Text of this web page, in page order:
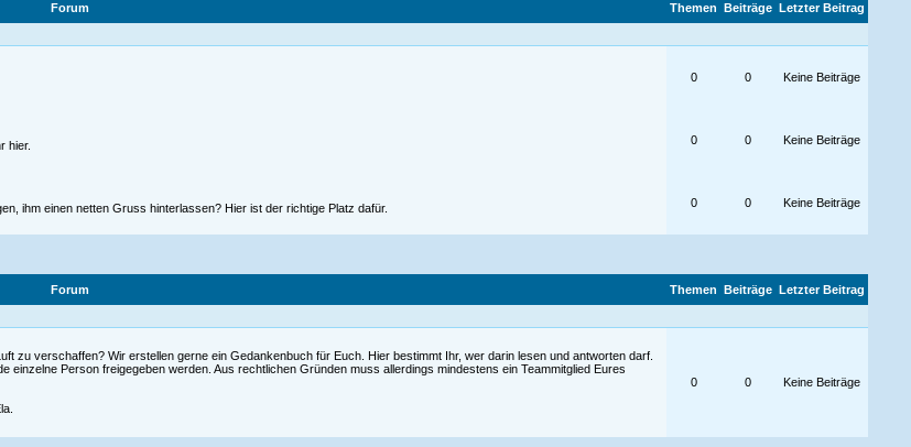
Forum Themen Beiträge Letzter Beitrag
0 0 Keine Beiträge
hier. 0 0 Keine Beiträge
ihm einen netten Gruss hinterlassen? Hier ist der richtige Platz dafür. 0 0 Keine Beiträge
Forum Themen Beiträge Letzter Beitrag
zu verschaffen? Wir erstellen gerne ein Gedankenbuch für Euch. Hier bestimmt Ihr, wer darin lesen und antworten darf.
Person freigegeben werden. Aus rechtlichen Gründen muss allerdings mindestens ein Teammitglied Eures
0 0 Keine Beiträge